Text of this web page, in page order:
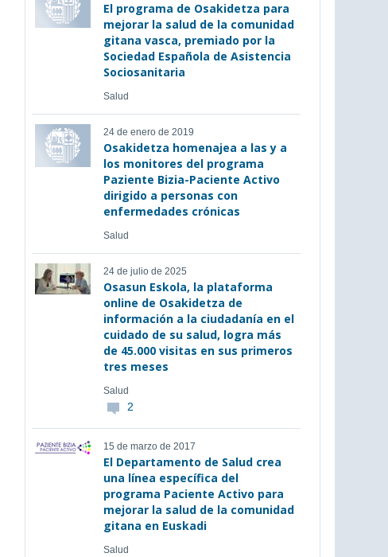
El programa de Osakidetza para
mejorar la salud de la comunidad
gitana vasca, premiado por la
Sociedad Española de Asistencia
Sociosanitaria
Salud
24 de enero de 2019
Osakidetza homenajea a las y a
los monitores del programa
Paziente Bizia-Paciente Activo
dirigido a personas con
enfermedades crónicas
Salud
24 de julio de 2025
Osasun Eskola, la plataforma
online de Osakidetza de
información a la ciudadanía en el
cuidado de su salud, logra más
de 45.000 visitas en sus primeros
tres meses
Salud
2
15 de marzo de 2017
El Departamento de Salud crea
una línea específica del
programa Paciente Activo para
mejorar la salud de la comunidad
gitana en Euskadi
Salud